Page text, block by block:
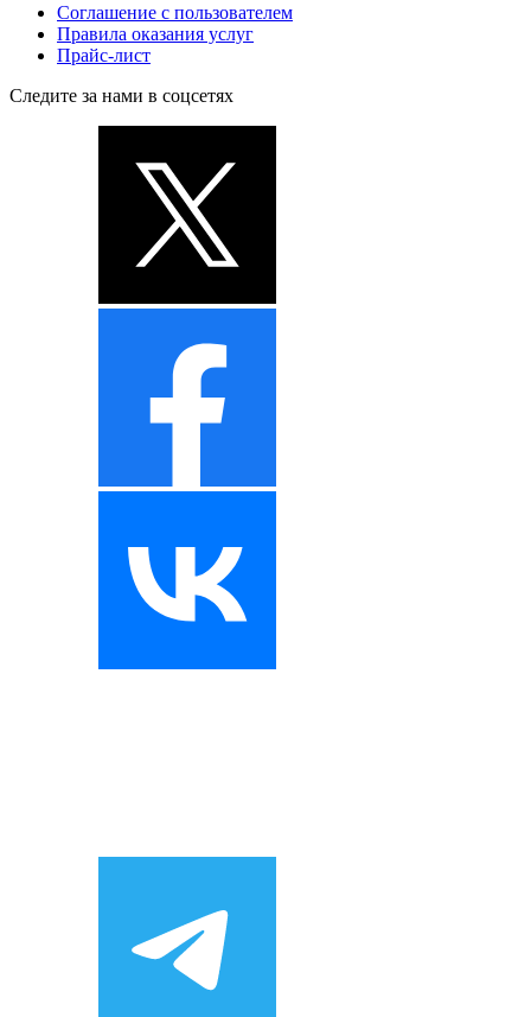
Соглашение с пользователем
Правила оказания услуг
Прайс-лист
Следите за нами в соцсетях